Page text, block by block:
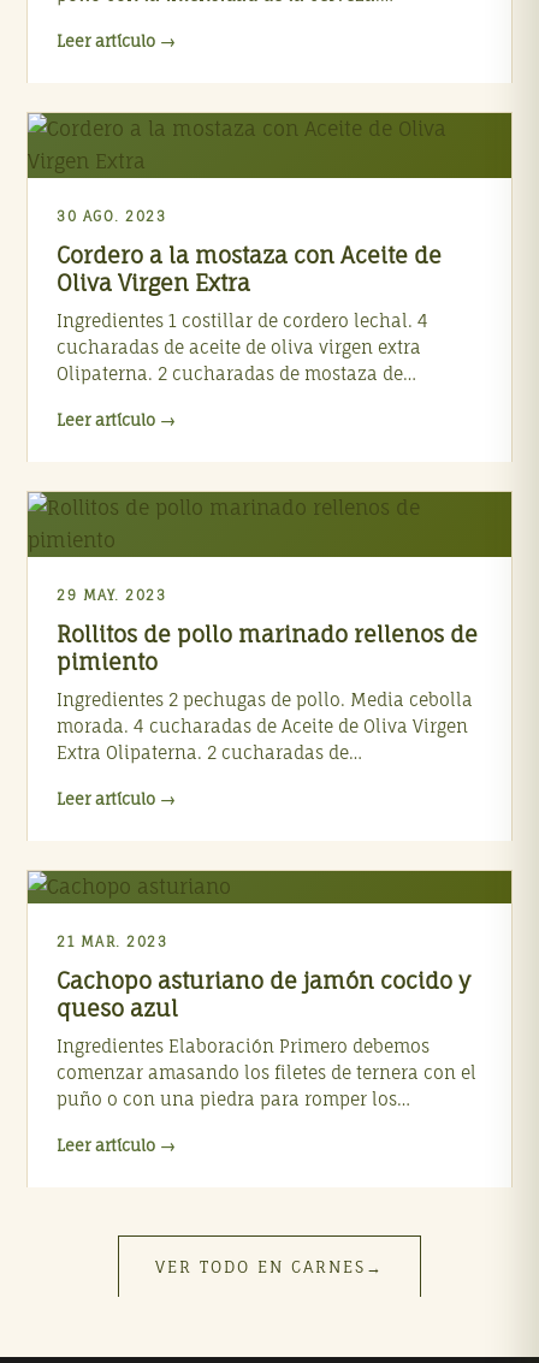
Leer artículo →
30 AGO. 2023
Cordero a la mostaza con Aceite de
Oliva Virgen Extra
Ingredientes 1 costillar de cordero lechal. 4
cucharadas de aceite de oliva virgen extra
Olipaterna. 2 cucharadas de mostaza de…
Leer artículo →
29 MAY. 2023
Rollitos de pollo marinado rellenos de
pimiento
Ingredientes 2 pechugas de pollo. Media cebolla
morada. 4 cucharadas de Aceite de Oliva Virgen
Extra Olipaterna. 2 cucharadas de…
Leer artículo →
21 MAR. 2023
Cachopo asturiano de jamón cocido y
queso azul
Ingredientes Elaboración Primero debemos
comenzar amasando los filetes de ternera con el
puño o con una piedra para romper los…
Leer artículo →
VER TODO EN CARNES →